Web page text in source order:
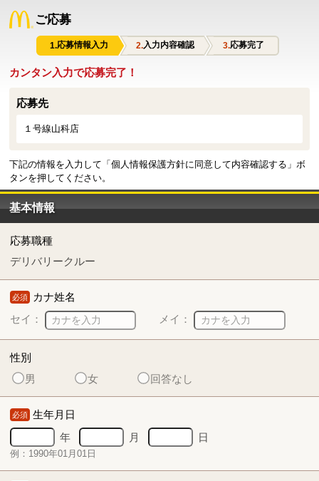
ご応募
応募情報入力 入力内容確認 応募完了
カンタン入力で応募完了！
応募先
１号線山科店
下記の情報を入力して「個人情報保護方針に同意して内容確認する」ボ
タンを押してください。
基本情報
応募職種
デリバリークルー
必須 カナ姓名
セイ：
メイ：
性別
男
女 回答なし
必須 生年月日
年
月 日
例：1990年01月01日